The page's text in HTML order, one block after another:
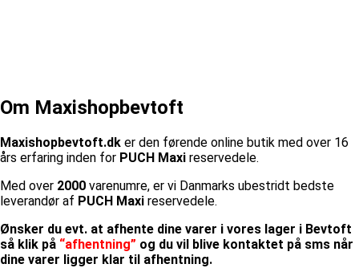
Om Maxishopbevtoft
Maxishopbevtoft.dk er den førende online butik med over 16
års erfaring inden for PUCH Maxi reservedele.
Med over 2000 varenumre, er vi Danmarks ubestridt bedste
leverandør af PUCH Maxi reservedele.
Ønsker du evt. at afhente dine varer i vores lager i Bevtoft
så klik på “afhentning” og du vil blive kontaktet på sms når
dine varer ligger klar til afhentning.